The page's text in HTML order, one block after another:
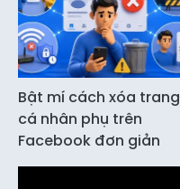
Bật mí cách xóa trang
cá nhân phụ trên
Facebook đơn giản